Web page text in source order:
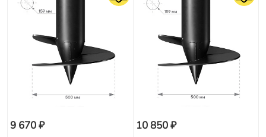
9 670 ₽ 10 850 ₽